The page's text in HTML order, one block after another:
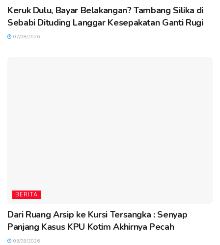
Keruk Dulu, Bayar Belakangan? Tambang Silika di
Sebabi Dituding Langgar Kesepakatan Ganti Rugi
07/08/2026
BERITA
Dari Ruang Arsip ke Kursi Tersangka : Senyap
Panjang Kasus KPU Kotim Akhirnya Pecah
06/08/2026